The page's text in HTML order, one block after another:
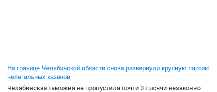
На границе Челябинской области снова развернули крупную партию
нелегальных казанов
Челябинская таможня не пропустила почти 3 тысячи незаконно